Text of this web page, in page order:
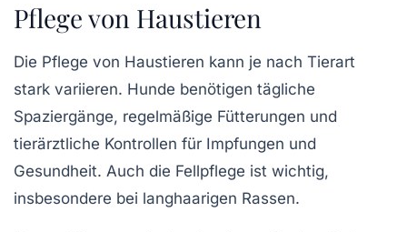
Pflege von Haustieren
Die Pflege von Haustieren kann je nach Tierart
stark variieren. Hunde benötigen tägliche
Spaziergänge, regelmäßige Fütterungen und
tierärztliche Kontrollen für Impfungen und
Gesundheit. Auch die Fellpflege ist wichtig,
insbesondere bei langhaarigen Rassen.